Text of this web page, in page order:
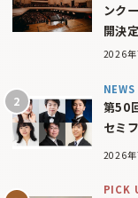
ンク
開決定
2026
NEWS
第50
セミ
2026
PICK